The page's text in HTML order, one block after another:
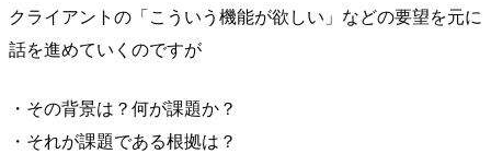
クライアントの「こういう機能が欲しい」などの要望を元に
話を進めていくのですが
・その背景は？何が課題か？
・それが課題である根拠は？